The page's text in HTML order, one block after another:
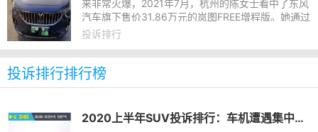
来非常火爆，2021年7月，杭州的陈女士看中了东风
汽车旗下售价31.86万元的岚图FREE增程版。她通过
在岚图汽车App上下单，成为该款新能源车的首批车
投诉排行
投诉排行排行榜
2020上半年SUV投诉排行：车机遭遇集中投诉